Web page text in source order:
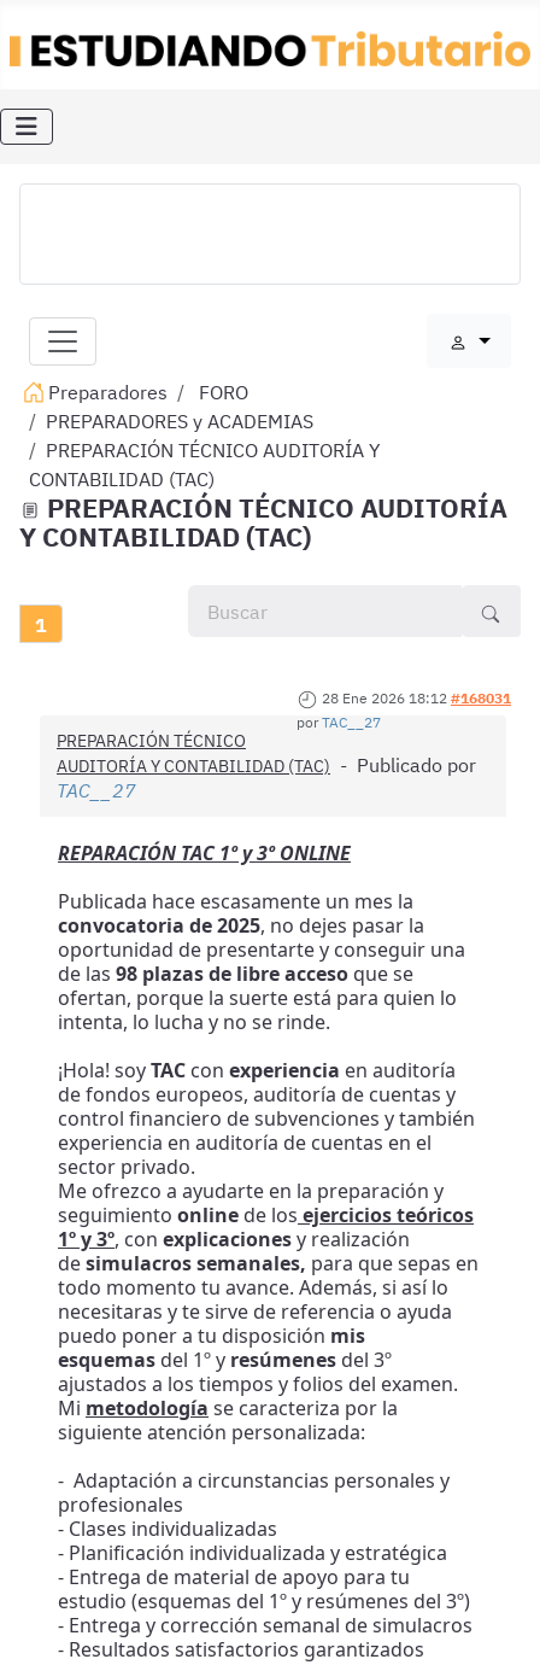
Preparadores
FORO
PREPARADORES y ACADEMIAS
PREPARACIÓN TÉCNICO AUDITORÍA Y
CONTABILIDAD (TAC)
PREPARACIÓN TÉCNICO AUDITORÍA
Y CONTABILIDAD (TAC)
1
28 Ene 2026 18:12 #168031
porTAC__27
PREPARACIÓN TÉCNICO
AUDITORÍA Y CONTABILIDAD (TAC)
Publicado por
TAC__27
REPARACIÓN TAC 1º y 3º ONLINE
Publicada hace escasamente un mes la
convocatoria de 2025, no dejes pasar la
oportunidad de presentarte y conseguir una
de las 98 plazas de libre acceso que se
ofertan, porque la suerte está para quien lo
intenta, lo lucha y no se rinde.
¡Hola! soyTAC con experiencia en auditoría
de fondos europeos, auditoría de cuentas y
control financiero de subvenciones y también
experiencia en auditoría de cuentas en el
sector privado.
Me ofrezco a ayudarte en la preparación y
seguimiento online de los ejercicios teóricos
1º y 3º, con explicacionesy realización
desimulacros semanales, para que sepas en
todo momento tu avance. Además, si así lo
necesitaras y te sirve de referencia o ayuda
puedo poner a tu disposición mis
esquemas del 1º y resúmenes del 3º
ajustados a los tiempos y folios del examen.
Mi metodología se caracteriza por la
siguiente atención personalizada:
- Adaptación a circunstancias personales y
profesionales
- Clases individualizadas
- Planificación individualizada y estratégica
- Entrega de material de apoyo para tu
estudio (esquemas del 1º y resúmenes del 3º)
- Entrega y corrección semanal de simulacros
- Resultados satisfactorios garantizados